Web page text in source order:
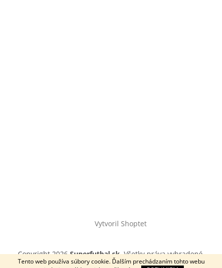
Tento web používa súbory cookie. Ďalším prechádzaním tohto webu
Vytvoril Shoptet
Copyright 2026Superfutbal.sk. Všetky práva vyhradené.